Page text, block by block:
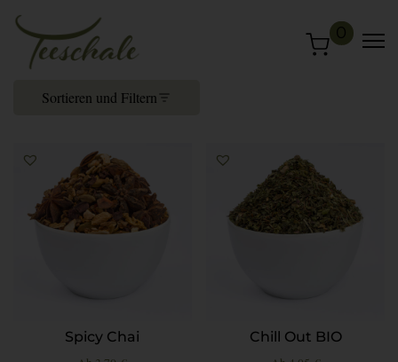
0
Sortieren und Filtern
Spicy Chai Chill Out BIO